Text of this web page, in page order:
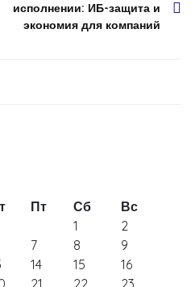
исполнении: ИБ-защита и
экономия для компаний
Пт Сб
Вс
1
2
7 8
9
14 15
16
21 22
23